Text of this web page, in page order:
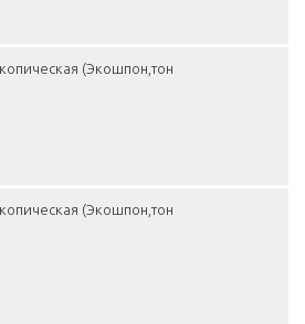
(Экошпон,тон
(Экошпон,тон